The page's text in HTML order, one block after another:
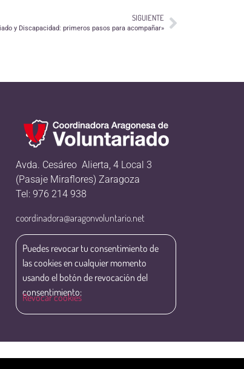
SIGUIENTE
y Discapacidad: primeros pasos para acompañar»
Avda. Cesáreo Alierta, 4 Local 3
(Pasaje Miraflores) Zaragoza
Tel: 976 214 938
coordinadora@aragonvoluntario.net
Puedes revocar tu consentimiento de
las cookies en cualquier momento
usando el botón de revocación del
consentimiento:
Revocar cookies